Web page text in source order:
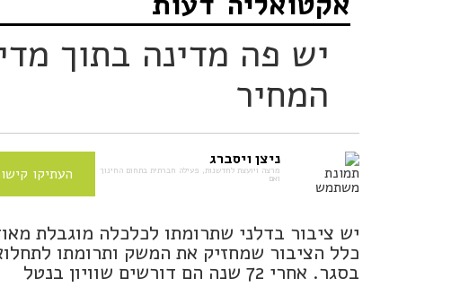
יש פה מדינה בתוך
המחיר
ניצן ויסברג
מרצה ויועצת לחדשנות, פעילה חברתית בתחום החינוך
ואם העתיקו
יש ציבור בדלני שתרומתו לכלכלה מוגבלת
כלל הציבור שמחזיק את המשק ותרומתו
בסגר. אחרי 72 שנה הם דורשים שוויון בנטל